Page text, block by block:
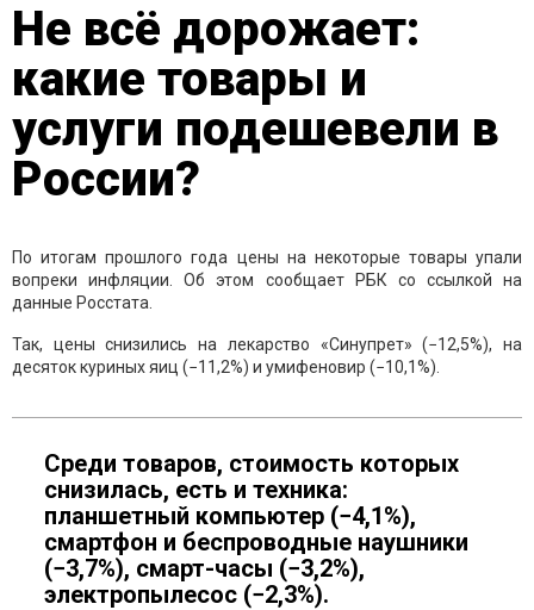
Не всё дорожает:
какие товары и
услуги подешевели в
России?
По итогам прошлого года цены на некоторые товары упали
вопреки инфляции. Об этом сообщает РБК со ссылкой на
данные Росстата.
Так, цены снизились на лекарство «Синупрет» (−12,5%), на
десяток куриных яиц (−11,2%) и умифеновир (−10,1%).
Среди товаров, стоимость которых
снизилась, есть и техника:
планшетный компьютер (−4,1%),
смартфон и беспроводные наушники
(−3,7%), смарт-часы (−3,2%),
электропылесос (−2,3%).